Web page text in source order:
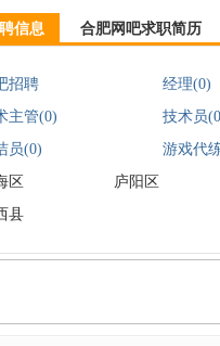
合肥网吧求职简历
信息
招聘 经理(0)
主管(0)
技术员
员(0)
游戏代
区 庐阳区
县